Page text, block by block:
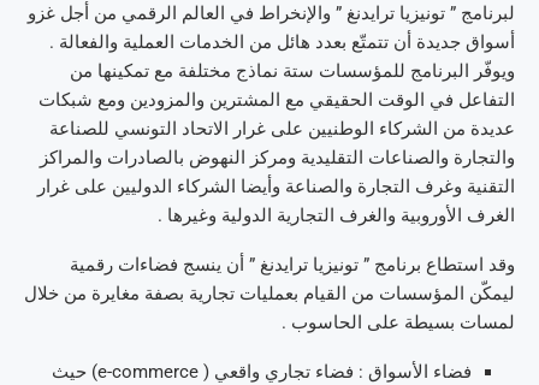
لبرنامج ” تونيزيا ترايدنغ ” والإنخراط في العالم الرقمي من أجل غزو
أسواق جديدة أن تتمتّع بعدد هائل من الخدمات العملية والفعالة .
ويوفّر البرنامج للمؤسسات ستة نماذج مختلفة مع تمكينها من
التفاعل في الوقت الحقيقي مع المشترين والمزودين ومع شبكات
عديدة من الشركاء الوطنيين على غرار الاتحاد التونسي للصناعة
والتجارة والصناعات التقليدية ومركز النهوض بالصادرات والمراكز
التقنية وغرف التجارة والصناعة وأيضا الشركاء الدوليين على غرار
الغرف الأوروبية والغرف التجارية الدولية وغيرها .
وقد استطاع برنامج ” تونيزيا ترايدنغ ” أن ينسج فضاءات رقمية
ليمكّن المؤسسات من القيام بعمليات تجارية بصفة مغايرة من خلال
لمسات بسيطة على الحاسوب .
فضاء الأسواق : فضاء تجاري واقعي ( e-commerce) حيث